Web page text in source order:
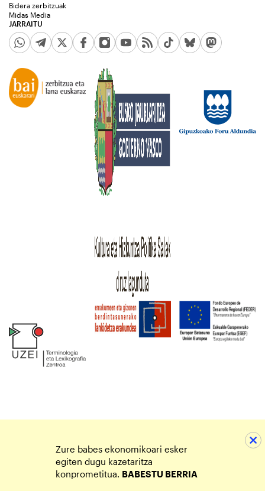
JARRAITU
Bidera zerbitzuak
Midas Media
Zure babes ekonomikoari esker
egiten dugu kazetaritza
konprometitua. BABESTU BERRIA